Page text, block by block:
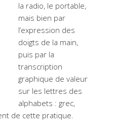
la radio, le portable,
mais bien par
l’expression des
doigts de la main,
puis par la
transcription
graphique de valeur
sur les lettres des
alphabets : grec,
de cette pratique.